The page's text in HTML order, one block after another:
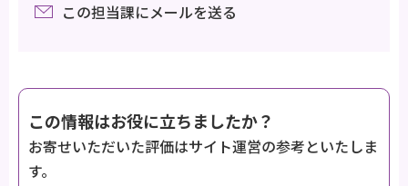
この担当課にメールを送る
この情報はお役に立ちましたか？
お寄せいただいた評価はサイト運営の参考といたしま
す。